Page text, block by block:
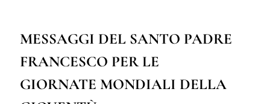
MESSAGGI DEL SANTO PADRE
FRANCESCO PER LE
GIORNATE MONDIALI DELLA